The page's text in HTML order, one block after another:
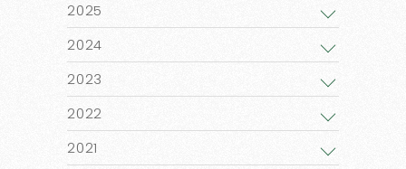
2025
2024
2023
2022
2021